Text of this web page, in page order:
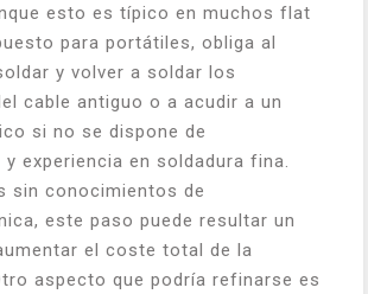
esto es típico en muchos flat
para portátiles, obliga al
y volver a soldar los
cable antiguo o a acudir a un
si no se dispone de
experiencia en soldadura fina.
sin conocimientos de
este paso puede resultar un
el coste total de la
aspecto que podría refinarse es